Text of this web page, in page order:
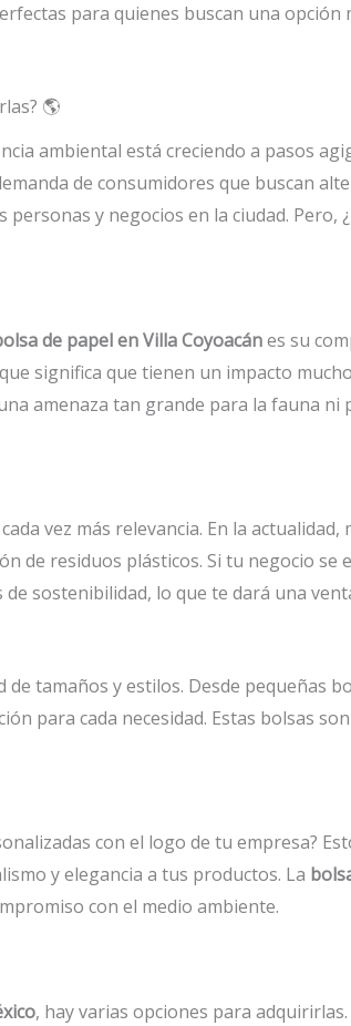
para quienes buscan una
🌎
ambiental está creciendo a pasos
de consumidores que buscan
y negocios en la ciudad. Pero,
de papel en Villa Coyoacánes su
significa que tienen un impacto
amenaza tan grande para la fauna ni
vez más relevancia. En la
de residuos plásticos. Si tu negocio se
sostenibilidad, lo que te dará una
tamaños y estilos. Desde pequeñas
para cada necesidad. Estas bolsas
con el logo de tu empresa?
y elegancia a tus productos. La
con el medio ambiente.
, hay varias opciones para